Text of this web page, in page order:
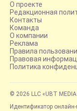
О проекте
Редакционная
Контакты
Команда
О компании
Реклама
Правила
Правовая
Политика
© 2026 LLC «UBT
Идентификатор